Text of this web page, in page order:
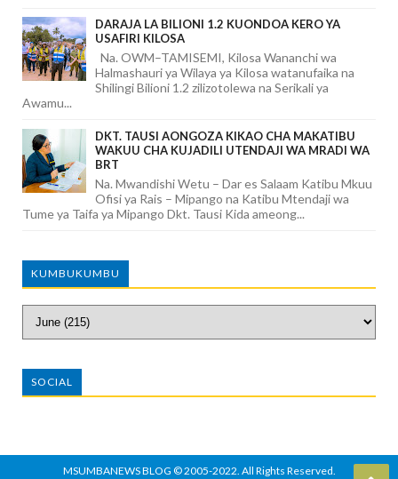
DARAJA LA BILIONI 1.2 KUONDOA KERO YA
USAFIRI KILOSA
Na. OWM–TAMISEMI, Kilosa Wananchi wa
Halmashauri ya Wilaya ya Kilosa watanufaika na
Shilingi Bilioni 1.2 zilizotolewa na Serikali ya
Awamu...
DKT. TAUSI AONGOZA KIKAO CHA MAKATIBU
WAKUU CHA KUJADILI UTENDAJI WA MRADI WA
BRT
Na. Mwandishi Wetu – Dar es Salaam Katibu Mkuu
Ofisi ya Rais – Mipango na Katibu Mtendaji wa
Tume ya Taifa ya Mipango Dkt. Tausi Kida ameong...
KUMBUKUMBU
SOCIAL
MSUMBANEWS BLOG © 2005-2022. All Rights Reserved.